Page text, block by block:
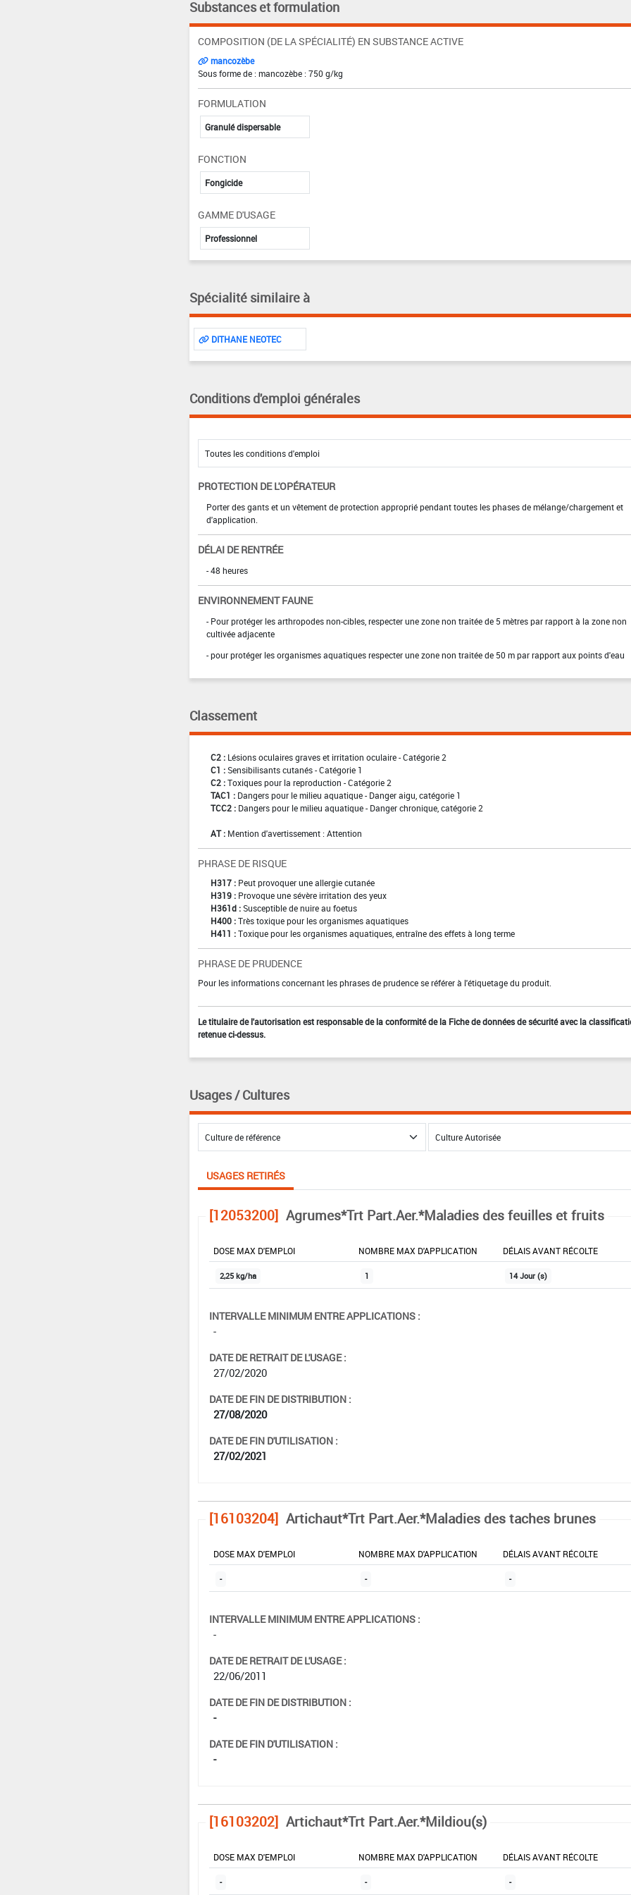
Substances et formulation
COMPOSITION (DE LA SPÉCIALITÉ) EN SUBSTANCE ACTIVE
mancozèbe
Sous forme de : mancozèbe : 750 g/kg
FORMULATION
Granulé dispersable
FONCTION
Fongicide
GAMME D'USAGE
Professionnel
Spécialité similaire à
DITHANE NEOTEC
Conditions d'emploi générales
PROTECTION DE L'OPÉRATEUR
Porter des gants et un vêtement de protection approprié pendant toutes les phases de mélange/chargement et
d'application.
DÉLAI DE RENTRÉE
- 48 heures
ENVIRONNEMENT FAUNE
- Pour protéger les arthropodes non-cibles, respecter une zone non traitée de 5 mètres par rapport à la zone non
cultivée adjacente
- pour protéger les organismes aquatiques respecter une zone non traitée de 50 m par rapport aux points d'eau
Classement
C2 : Lésions oculaires graves et irritation oculaire - Catégorie 2
C1 : Sensibilisants cutanés - Catégorie 1
C2 : Toxiques pour la reproduction - Catégorie 2
TAC1 : Dangers pour le milieu aquatique - Danger aigu, catégorie 1
TCC2 : Dangers pour le milieu aquatique - Danger chronique, catégorie 2
AT : Mention d'avertissement : Attention
PHRASE DE RISQUE
H317 : Peut provoquer une allergie cutanée
H319 : Provoque une sévère irritation des yeux
H361d : Susceptible de nuire au foetus
H400 : Très toxique pour les organismes aquatiques
H411 : Toxique pour les organismes aquatiques, entraîne des effets à long terme
PHRASE DE PRUDENCE
Pour les informations concernant les phrases de prudence se référer à l'étiquetage du produit.
Le titulaire de l'autorisation est responsable de la conformité de la Fiche de données de sécurité avec la
retenue ci-dessus.
Usages / Cultures
USAGES RETIRÉS
[12053200] Agrumes*Trt Part.Aer.*Maladies des feuilles et fruits
DOSE MAX D'EMPLOI NOMBRE MAX D'APPLICATION DÉLAIS AVANT RÉCOLTE
2,25 kg/ha 1 14 Jour (s)
INTERVALLE MINIMUM ENTRE APPLICATIONS :
-
DATE DE RETRAIT DE L'USAGE :
27/02/2020
DATE DE FIN DE DISTRIBUTION :
27/08/2020
DATE DE FIN D'UTILISATION :
27/02/2021
[16103204] Artichaut*Trt Part.Aer.*Maladies des taches brunes
DOSE MAX D'EMPLOI NOMBRE MAX D'APPLICATION DÉLAIS AVANT RÉCOLTE
- - -
INTERVALLE MINIMUM ENTRE APPLICATIONS :
-
DATE DE RETRAIT DE L'USAGE :
22/06/2011
DATE DE FIN DE DISTRIBUTION :
-
DATE DE FIN D'UTILISATION :
-
[16103202] Artichaut*Trt Part.Aer.*Mildiou(s)
DOSE MAX D'EMPLOI NOMBRE MAX D'APPLICATION DÉLAIS AVANT RÉCOLTE
- - -